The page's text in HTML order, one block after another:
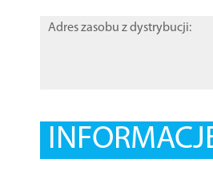
Adres zasobu z dystrybucji: